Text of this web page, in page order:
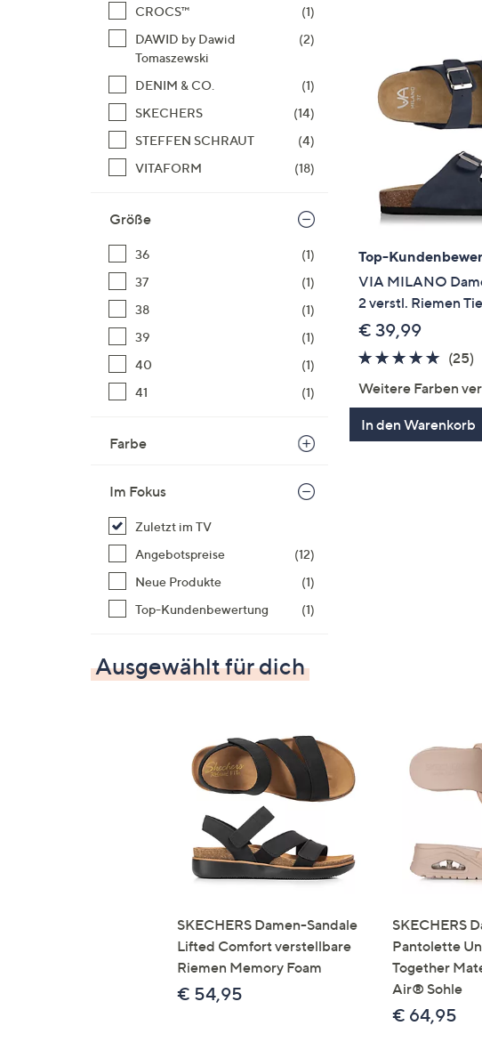
Geräten
nach
links
diese
anzuzeigen.
CROCS™
(1)
DAWID by Dawid
Tomaszewski
(2)
DENIM & CO.
(1)
SKECHERS
(14)
STEFFEN SCHRAUT
(4)
VITAFORM
(18)
Größe
36
(1)
37
(1)
38
(1)
39
(1)
40
(1)
41
(1)
Farbe
Im Fokus
Zuletzt im TV
Angebotspreise
(12)
Neue Produkte
(1)
Top-Kundenbewertung
(1)
Top-
VIA MILANO
2 verstl. Riemen
€ 39,99
4.7
5
(25)25
Weitere Farben
In den Warenkorb
Ausgewählt für dich
SKECHERS Damen-Sandale
Lifted Comfort verstellbare
Riemen Memory Foam
€ 54,95
SKECHERS
Pantolette
Together
Air® Sohle
€ 64,95